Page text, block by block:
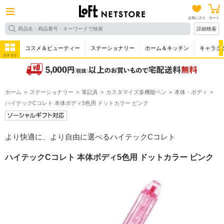
お気に入り カート
詳細検索
カテゴリ
コスメ＆ビューティー ステーショナリー ホーム＆キッチン キャラク
ホーム ステーショナリー 筆記具 カスタマイズ多機能ペン
本体・ボディ
ハイテックCコレト 本体ボディ5色用 ドットカラー ピンク
より快適に、より自由に選べるハイテックCコレト
ハイテックCコレト 本体ボディ5色用 ドットカラー ピンク